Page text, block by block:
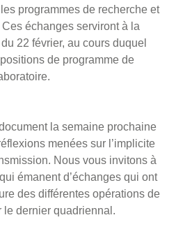
programmes de recherche et
échanges serviront à la
22 février, au cours duquel
de programme de
la semaine prochaine
menées sur l’implicite
Nous vous invitons à
émanent d’échanges qui ont
des différentes opérations de
le dernier quadriennal.